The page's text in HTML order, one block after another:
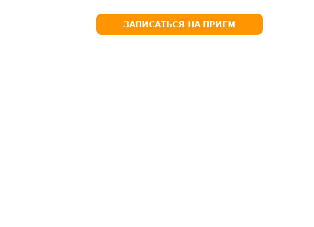
ЗАПИСАТЬСЯ НА ПРИЕМ